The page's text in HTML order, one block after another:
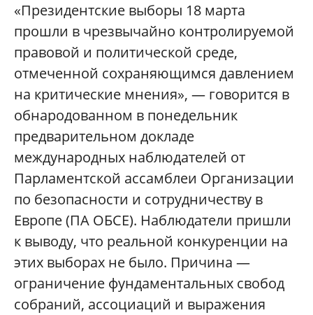
«Президентские выборы 18 марта
прошли в чрезвычайно контролируемой
правовой и политической среде,
отмеченной сохраняющимся давлением
на критические мнения», — говорится в
обнародованном в понедельник
предварительном докладе
международных наблюдателей от
Парламентской ассамблеи Организации
по безопасности и сотрудничеству в
Европе (ПА ОБСЕ). Наблюдатели пришли
к выводу, что реальной конкуренции на
этих выборах не было. Причина —
ограничение фундаментальных свобод
собраний, ассоциаций и выражения